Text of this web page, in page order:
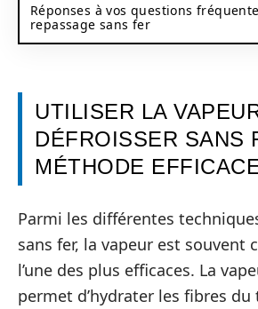
Réponses à vos questions
repassage sans fer
UTILISER LA
DÉFROISSER SANS
MÉTHODE
Parmi les différentes
sans fer, la vapeur est souvent
l’une des plus efficaces. La
permet d’hydrater les fibres du